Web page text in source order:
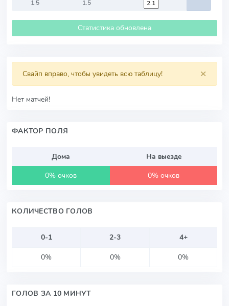
1.5 1.5
Статистика обновлена
×
Свайп вправо, чтобы увидеть всю таблицу!
Нет матчей!
ФАКТОР ПОЛЯ
Дома
На выезде
0% очков
0% очков
КОЛИЧЕСТВО ГОЛОВ
0-1 2-3
4+
0%
0% 0%
ГОЛОВ ЗА 10 МИНУТ